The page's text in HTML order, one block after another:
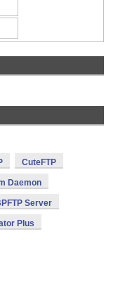
CuteFTP
Daemon
Server
Plus